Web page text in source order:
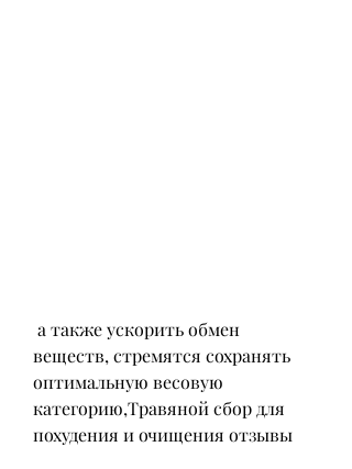
веществ, стремятся сохранять
оптимальную весовую
категорию,Травяной сбор для
похудения и очищения отзывы